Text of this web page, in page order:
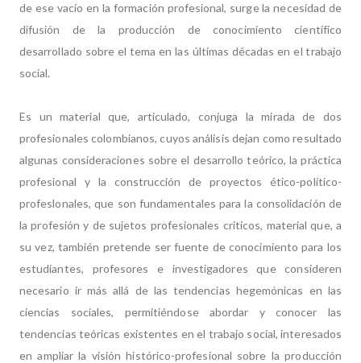
de ese vacío en la formación profesional, surge la necesidad de
difusión de la producción de conocimiento científico
desarrollado sobre el tema en las últimas décadas en el trabajo
social.
Es un material que, articulado, conjuga la mirada de dos
profesionales colombianos, cuyos análisis dejan como resultado
algunas consideraciones sobre el desarrollo teórico, la práctica
profesional y la construcción de proyectos ético-político-
profeslonales, que son fundamentales para la consolidación de
la profesión y de sujetos profesionales criticos, material que, a
su vez, también pretende ser fuente de conocimiento para los
estudiantes, profesores e investigadores que consideren
necesario ir más allá de las tendencias hegemónicas en las
ciencias sociales, permitiéndose abordar y conocer las
tendencias teóricas existentes en el trabajo social, interesados
en ampliar la visión histórico-profesional sobre la producción